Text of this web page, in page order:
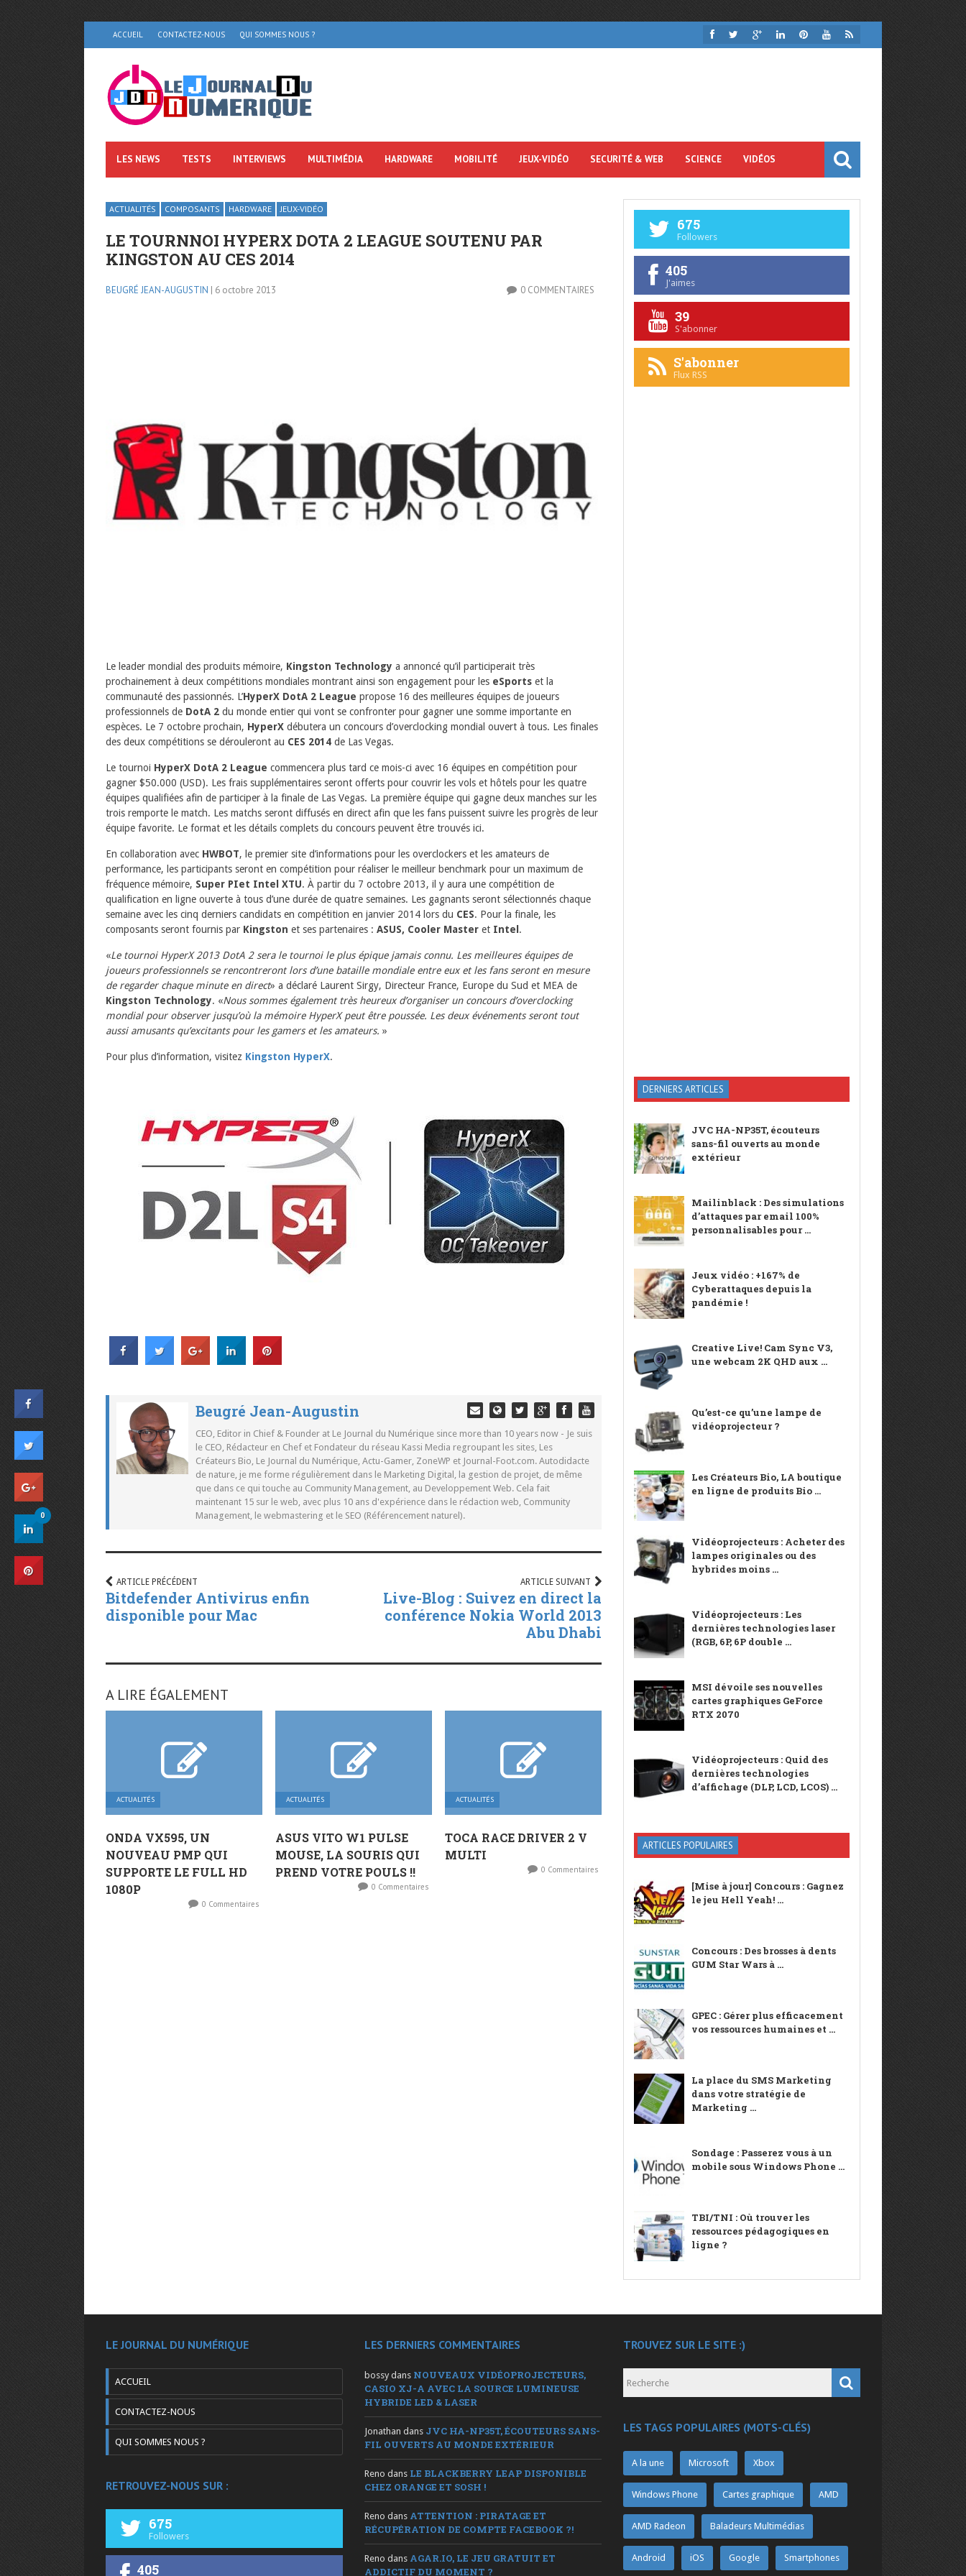
ACCUEIL CONTACTEZ-NOUS QUI SOMMES NOUS ?
LES NEWS TESTS INTERVIEWS MULTIMÉDIA HARDWARE MOBILITÉ JEUX-VIDÉO SECURITÉ & WEB SCIENCE VIDÉOS
ACTUALITÉS COMPOSANTS HARDWARE JEUX-VIDÉO
LE TOURNNOI HYPERX DOTA 2 LEAGUE SOUTENU PAR
KINGSTON AU CES 2014
BEUGRÉ JEAN-AUGUSTIN | 6 octobre 2013 0 COMMENTAIRES
Le leader mondial des produits mémoire, Kingston Technology a annoncé qu’il participerait très
prochainement à deux compétitions mondiales montrant ainsi son engagement pour les eSports et la
communauté des passionnés. L’HyperX DotA 2 League propose 16 des meilleures équipes de joueurs
professionnels de DotA 2 du monde entier qui vont se confronter pour gagner une somme importante en
espèces. Le 7 octobre prochain, HyperX débutera un concours d’overclocking mondial ouvert à tous. Les finales
des deux compétitions se dérouleront au CES 2014 de Las Vegas.
Le tournoi HyperX DotA 2 League commencera plus tard ce mois-ci avec 16 équipes en compétition pour
gagner $50.000 (USD). Les frais supplémentaires seront offerts pour couvrir les vols et hôtels pour les quatre
équipes qualifiées afin de participer à la finale de Las Vegas. La première équipe qui gagne deux manches sur les
trois remporte le match. Les matchs seront diffusés en direct afin que les fans puissent suivre les progrès de leur
équipe favorite. Le format et les détails complets du concours peuvent être trouvés ici.
En collaboration avec HWBOT, le premier site d’informations pour les overclockers et les amateurs de
performance, les participants seront en compétition pour réaliser le meilleur benchmark pour un maximum de
fréquence mémoire, Super PIet Intel XTU. À partir du 7 octobre 2013, il y aura une compétition de
qualification en ligne ouverte à tous d’une durée de quatre semaines. Les gagnants seront sélectionnés chaque
semaine avec les cinq derniers candidats en compétition en janvier 2014 lors du CES. Pour la finale, les
composants seront fournis par Kingston et ses partenaires : ASUS, Cooler Master et Intel .
«Le tournoi HyperX 2013 DotA 2 sera le tournoi le plus épique jamais connu. Les meilleures équipes de
joueurs professionnels se rencontreront lors d’une bataille mondiale entre eux et les fans seront en mesure
de regarder chaque minute en direct» a déclaré Laurent Sirgy, Directeur France, Europe du Sud et MEA de
Kingston Technology. «Nous sommes également très heureux d’organiser un concours d’overclocking
mondial pour observer jusqu’où la mémoire HyperX peut être poussée. Les deux événements seront tout
aussi amusants qu’excitants pour les gamers et les amateurs. »
Pour plus d’information, visitez Kingston HyperX.
Beugré Jean-Augustin
CEO, Editor in Chief & Founder at Le Journal du Numérique since more than 10 years now - Je suis
le CEO, Rédacteur en Chef et Fondateur du réseau Kassi Media regroupant les sites, Les
Créateurs Bio, Le Journal du Numérique, Actu-Gamer, ZoneWP et Journal-Foot.com. Autodidacte
de nature, je me forme régulièrement dans le Marketing Digital, la gestion de projet, de même
que dans ce qui touche au Community Management, au Developpement Web. Cela fait
maintenant 15 sur le web, avec plus 10 ans d'expérience dans le rédaction web, Community
Management, le webmastering et le SEO (Référencement naturel).
ARTICLE PRÉCÉDENT
Bitdefender Antivirus enfin
disponible pour Mac
ARTICLE SUIVANT
Live-Blog : Suivez en direct la
conférence Nokia World 2013
Abu Dhabi
A LIRE ÉGALEMENT
ACTUALITÉS
ONDA VX595, UN
NOUVEAU PMP QUI
SUPPORTE LE FULL HD
1080P
0 Commentaires
ACTUALITÉS
ASUS VITO W1 PULSE
MOUSE, LA SOURIS QUI
PREND VOTRE POULS !!
0 Commentaires
ACTUALITÉS
TOCA RACE DRIVER 2 V
MULTI
0 Commentaires
675
Followers
405
J'aimes
39
S'abonner
S'abonner
Flux RSS
DERNIERS ARTICLES
JVC HA-NP35T, écouteurs
sans-fil ouverts au monde
extérieur
Mailinblack : Des simulations
d’attaques par email 100%
personnalisables pour ...
Jeux vidéo : +167% de
Cyberattaques depuis la
pandémie !
Creative Live! Cam Sync V3,
une webcam 2K QHD aux ...
Qu’est-ce qu’une lampe de
vidéoprojecteur ?
Les Créateurs Bio, LA boutique
en ligne de produits Bio ...
Vidéoprojecteurs : Acheter des
lampes originales ou des
hybrides moins ...
Vidéoprojecteurs : Les
dernières technologies laser
(RGB, 6P, 6P double ...
MSI dévoile ses nouvelles
cartes graphiques GeForce
RTX 2070
Vidéoprojecteurs : Quid des
dernières technologies
d’affichage (DLP, LCD, LCOS) ...
ARTICLES POPULAIRES
[Mise à jour] Concours : Gagnez
le jeu Hell Yeah! ...
Concours : Des brosses à dents
GUM Star Wars à ...
GPEC : Gérer plus efficacement
vos ressources humaines et ...
La place du SMS Marketing
dans votre stratégie de
Marketing ...
Sondage : Passerez vous à un
mobile sous Windows Phone ...
TBI/TNI : Où trouver les
ressources pédagogiques en
ligne ?
LE JOURNAL DU NUMÉRIQUE
ACCUEIL
CONTACTEZ-NOUS
QUI SOMMES NOUS ?
RETROUVEZ-NOUS SUR :
675
Followers
405
LES DERNIERS COMMENTAIRES
bossy dans NOUVEAUX VIDÉOPROJECTEURS,
CASIO XJ-A AVEC LA SOURCE LUMINEUSE
HYBRIDE LED & LASER
Jonathan dans JVC HA-NP35T, ÉCOUTEURS SANS-
FIL OUVERTS AU MONDE EXTÉRIEUR
Reno dans LE BLACKBERRY LEAP DISPONIBLE
CHEZ ORANGE ET SOSH !
Reno dans ATTENTION : PIRATAGE ET
RÉCUPÉRATION DE COMPTE FACEBOOK ?!
Reno dans AGAR.IO, LE JEU GRATUIT ET
ADDICTIF DU MOMENT ?
TROUVEZ SUR LE SITE :)
LES TAGS POPULAIRES (MOTS-CLÉS)
A la une Microsoft Xbox
Windows Phone Cartes graphique AMD
AMD Radeon Baladeurs Multimédias
Android iOS Google Smartphones
0